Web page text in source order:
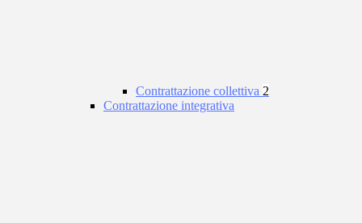
Contrattazione collettiva 2
Contrattazione integrativa